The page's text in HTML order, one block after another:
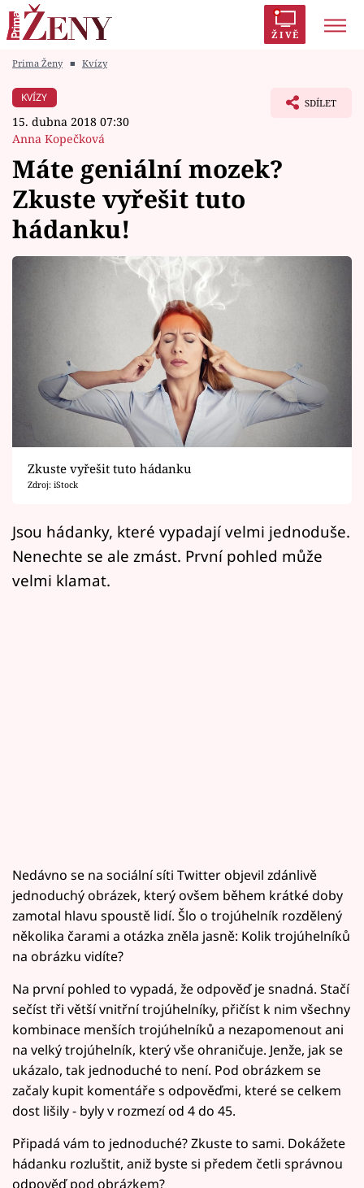
ŽIVĚ
Módní alarm
Témata
Celebrity
Horoskopy
Sledujte prima+
Filmový festival Karlovy Vary
Pořady
Mámy sobě
Přihlášení
Prima Ženy ■ Kvízy
KVÍZY
15. dubna 2018 07:30
Anna Kopečková
SDÍLET
Máte geniální mozek?
Zkuste vyřešit tuto
hádanku!
Zkuste vyřešit tuto hádanku
Zdroj: iStock
Jsou hádanky, které vypadají velmi jednoduše.
Nenechte se ale zmást. První pohled může
velmi klamat.
Nedávno se na sociální síti Twitter objevil zdánlivě
jednoduchý obrázek, který ovšem během krátké doby
zamotal hlavu spoustě lidí. Šlo o trojúhelník rozdělený
několika čarami a otázka zněla jasně: Kolik trojúhelníků
na obrázku vidíte?
Na první pohled to vypadá, že odpověď je snadná. Stačí
sečíst tři větší vnitřní trojúhelníky, přičíst k nim všechny
kombinace menších trojúhelníků a nezapomenout ani
na velký trojúhelník, který vše ohraničuje. Jenže, jak se
ukázalo, tak jednoduché to není. Pod obrázkem se
začaly kupit komentáře s odpověďmi, které se celkem
dost lišily - byly v rozmezí od 4 do 45.
Připadá vám to jednoduché? Zkuste to sami. Dokážete
hádanku rozluštit, aniž byste si předem četli správnou
odpověď pod obrázkem?